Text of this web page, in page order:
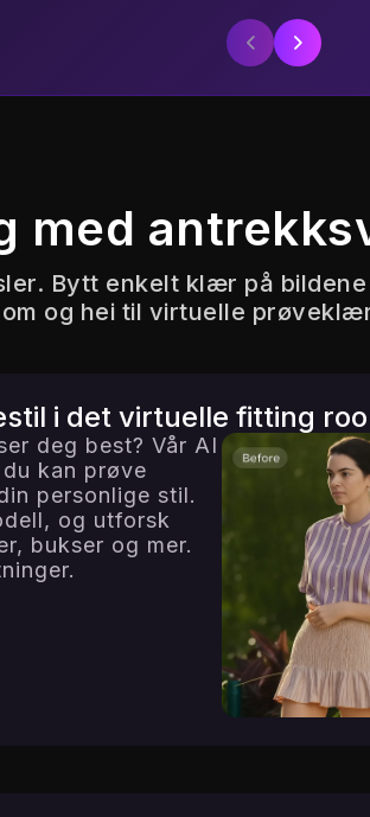
med
Bytt enkelt klær på
og hei til virtuelle
i det virtuelle fitting
deg best? Vår AI
kan prøve
personlige stil.
og utforsk
bukser og mer.